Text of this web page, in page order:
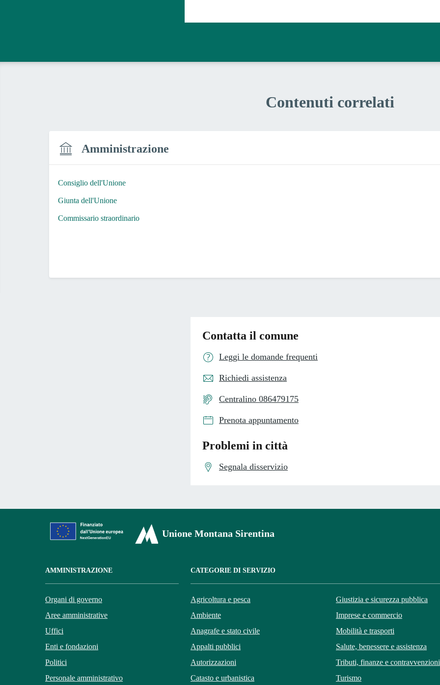
Contenuti correlati
Amministrazione
Consiglio dell'Unione
Giunta dell'Unione
Commissario straordinario
Contatta il comune
Leggi le domande frequenti
Richiedi assistenza
Centralino 086479175
Prenota appuntamento
Problemi in città
Segnala disservizio
Unione Montana Sirentina
AMMINISTRAZIONE
Organi di governo
Aree amministrative
Uffici
Enti e fondazioni
Politici
Personale amministrativo
CATEGORIE DI SERVIZIO
Agricoltura e pesca
Ambiente
Anagrafe e stato civile
Appalti pubblici
Autorizzazioni
Catasto e urbanistica
Giustizia e sicurezza pubblica
Imprese e commercio
Mobilità e trasporti
Salute, benessere e assistenza
Tributi, finanze e contravvenzioni
Turismo